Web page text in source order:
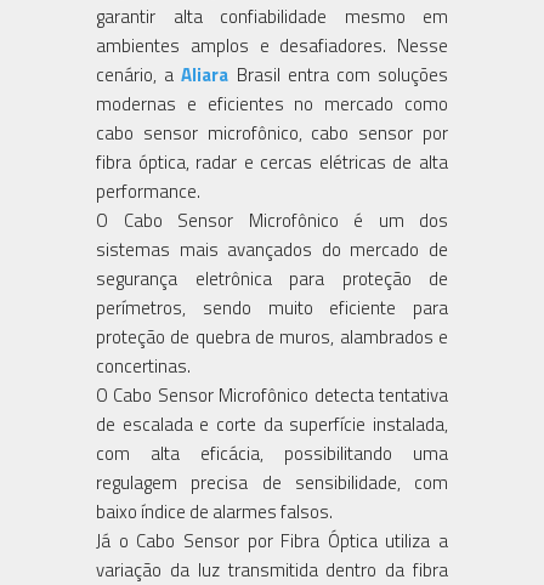
garantir alta confiabilidade mesmo em
ambientes amplos e desafiadores. Nesse
cenário, aAliara Brasil entra com soluções
modernas e eficientes no mercado como
cabo sensor microfônico, cabo sensor por
fibra óptica, radar e cercas elétricas de alta
performance.
O Cabo Sensor Microfônico é um dos
sistemas mais avançados do mercado de
segurança eletrônica para proteção de
perímetros, sendo muito eficiente para
proteção de quebra de muros, alambrados e
concertinas.
O Cabo Sensor Microfônico detecta tentativa
de escalada e corte da superfície instalada,
com alta eficácia, possibilitando uma
regulagem precisa de sensibilidade, com
baixo índice de alarmes falsos.
Já o Cabo Sensor por Fibra Óptica utiliza a
variação da luz transmitida dentro da fibra